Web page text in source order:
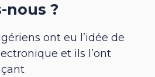
nous ?
ont eu l’idée de
et ils l’ont